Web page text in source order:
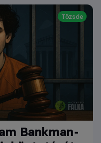
Tőzsde
Bankman-